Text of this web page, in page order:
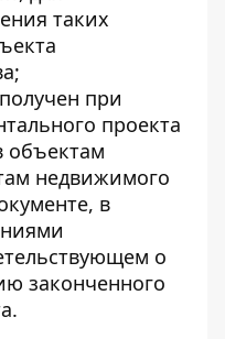
таких
при
проекта
объектам
недвижимого
в
о
законченного